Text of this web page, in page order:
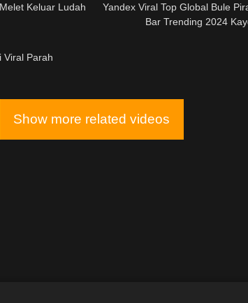
Keluar Ludah
Yandex Viral Top Global Bule
Bar Trending 2024
Viral Parah
Show more related videos